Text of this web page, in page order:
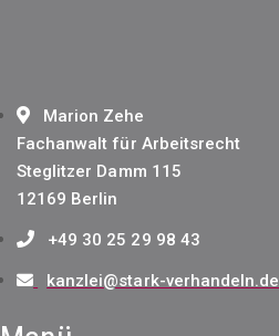
Marion Zehe
Fachanwalt für Arbeitsrecht
Steglitzer Damm 115
12169 Berlin
+49 30 25 29 98 43
kanzlei@stark-verhandeln.de